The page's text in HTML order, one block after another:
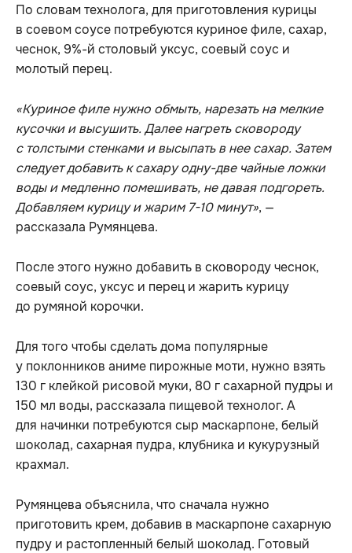
По словам технолога, для приготовления курицы
в соевом соусе потребуются куриное филе, сахар,
чеснок, 9%-й столовый уксус, соевый соус и
молотый перец.
«Куриное филе нужно обмыть, нарезать на мелкие
кусочки и высушить. Далее нагреть сковороду
с толстыми стенками и высыпать в нее сахар. Затем
следует добавить к сахару одну-две чайные ложки
воды и медленно помешивать, не давая подгореть.
Добавляем курицу и жарим 7-10 минут», —
рассказала Румянцева.
После этого нужно добавить в сковороду чеснок,
соевый соус, уксус и перец и жарить курицу
до румяной корочки.
Для того чтобы сделать дома популярные
у поклонников аниме пирожные моти, нужно взять
130 г клейкой рисовой муки, 80 г сахарной пудры и
150 мл воды, рассказала пищевой технолог. А
для начинки потребуются сыр маскарпоне, белый
шоколад, сахарная пудра, клубника и кукурузный
крахмал.
Румянцева объяснила, что сначала нужно
приготовить крем, добавив в маскарпоне сахарную
пудру и растопленный белый шоколад. Готовый